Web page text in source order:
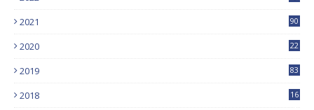
2021 90
2020
22
2019
83
2018
16